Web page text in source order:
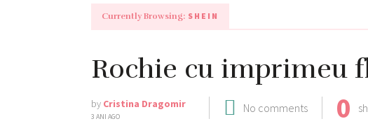
Currently Browsing: SHEIN
Rochie cu imprimeu
by Cristina Dragomir
3 ANI AGO
No comments 0